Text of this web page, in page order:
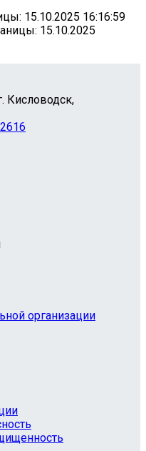
15.10.2025 16:16:59
15.10.2025
Кисловодск,
организации